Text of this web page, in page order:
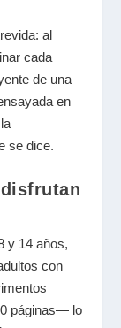
al
cada
de una
en
se dice.
y 14 años,
con
páginas— lo